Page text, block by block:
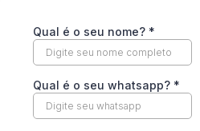
Qual é o seu nome? *
Qual é o seu whatsapp? *